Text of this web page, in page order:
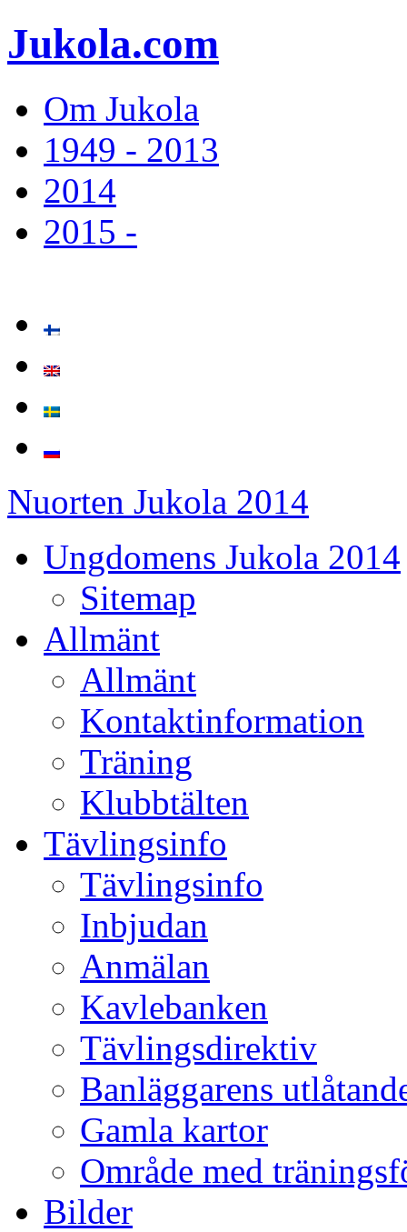
Jukola.com
Om Jukola
1949 - 2013
2014
2015 -
Nuorten Jukola 2014
Ungdomens Jukola 2014
Sitemap
Allmänt
Allmänt
Kontaktinformation
Träning
Klubbtälten
Tävlingsinfo
Tävlingsinfo
Inbjudan
Anmälan
Kavlebanken
Tävlingsdirektiv
Banläggarens
Gamla kartor
Område med
Bilder